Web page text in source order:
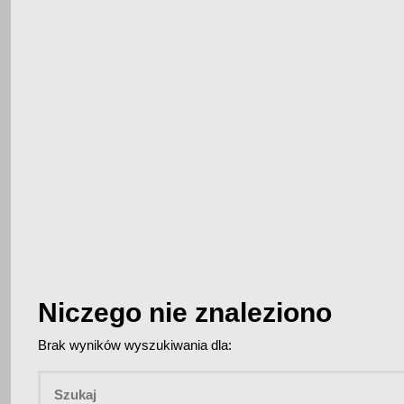
Niczego nie znaleziono
Brak wyników wyszukiwania dla: